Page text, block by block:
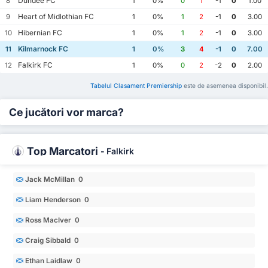
9
Heart of Midlothian FC 1 0% 1 2 -1 0
3.00
10
Hibernian FC 1 0% 1 2 -1 0
3.00
11
Kilmarnock FC 1 0% 3 4 -1 0
7.00
12
Falkirk FC 1 0% 0 2 -2 0 2.00
Tabelul Clasament Premiership este de asemenea disponibil.
Ce jucători vor marca?
Top Marcatori - Falkirk
Jack McMillan 0
Liam Henderson 0
Ross MacIver 0
Craig Sibbald 0
Ethan Laidlaw 0